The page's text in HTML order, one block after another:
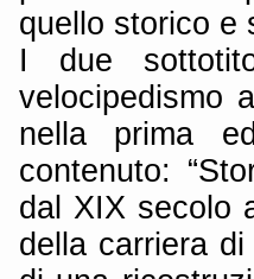
quello storico e
I due
velocipedismo
nella prima
contenuto:
dal XIX secolo
della carriera